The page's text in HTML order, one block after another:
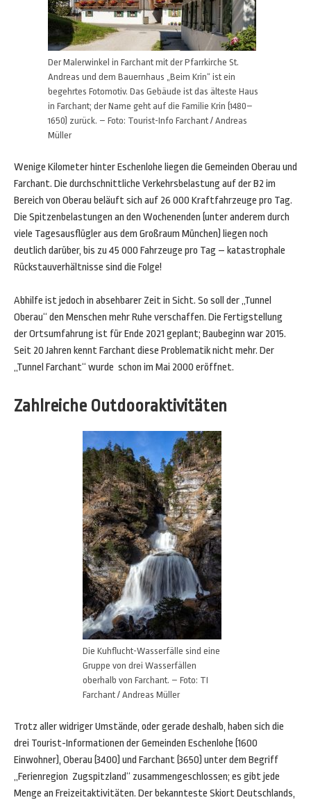
Der Malerwinkel in Farchant mit der Pfarrkirche St.
Andreas und dem Bauernhaus „Beim Krin“ ist ein
begehrtes Fotomotiv. Das Gebäude ist das älteste Haus
in Farchant; der Name geht auf die Familie Krin (1480–
1650) zurück. – Foto: Tourist-Info Farchant / Andreas
Müller
Wenige Kilometer hinter Eschenlohe liegen die Gemeinden Oberau und
Farchant. Die durchschnittliche Verkehrsbelastung auf der B2 im
Bereich von Oberau beläuft sich auf 26 000 Kraftfahrzeuge pro Tag.
Die Spitzenbelastungen an den Wochenenden (unter anderem durch
viele Tagesausflügler aus dem Großraum München) liegen noch
deutlich darüber, bis zu 45 000 Fahrzeuge pro Tag – katastrophale
Rückstauverhältnisse sind die Folge!
Abhilfe ist jedoch in absehbarer Zeit in Sicht. So soll der „Tunnel
Oberau“ den Menschen mehr Ruhe verschaffen. Die Fertigstellung
der Ortsumfahrung ist für Ende 2021 geplant; Baubeginn war 2015.
Seit 20 Jahren kennt Farchant diese Problematik nicht mehr. Der
„Tunnel Farchant“ wurde schon im Mai 2000 eröffnet.
Zahlreiche Outdooraktivitäten
Die Kuhflucht-Wasserfälle sind eine
Gruppe von drei Wasserfällen
oberhalb von Farchant. – Foto: TI
Farchant / Andreas Müller
Trotz aller widriger Umstände, oder gerade deshalb, haben sich die
drei Tourist-Informationen der Gemeinden Eschenlohe (1600
Einwohner), Oberau (3400) und Farchant (3650) unter dem Begriff
„Ferienregion Zugspitzland“ zusammengeschlossen; es gibt jede
Menge an Freizeitaktivitäten. Der bekannteste Skiort Deutschlands,